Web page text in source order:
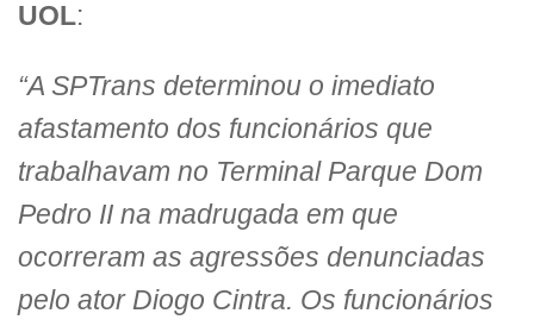
UOL:
“A SPTrans determinou o imediato
afastamento dos funcionários que
trabalhavam no Terminal Parque Dom
Pedro II na madrugada em que
ocorreram as agressões denunciadas
pelo ator Diogo Cintra. Os funcionários